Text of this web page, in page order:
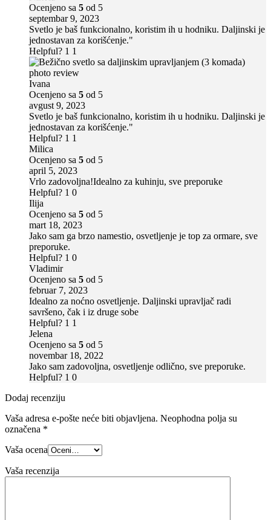
Ocenjeno sa 5 od 5
septembar 9, 2023
Svetlo je baš funkcionalno, koristim ih u hodniku. Daljinski je
jednostavan za korišćenje."
Helpful? 1 1
Ivana
Ocenjeno sa 5 od 5
avgust 9, 2023
Svetlo je baš funkcionalno, koristim ih u hodniku. Daljinski je
jednostavan za korišćenje."
Helpful? 1 1
Milica
Ocenjeno sa 5 od 5
april 5, 2023
Vrlo zadovoljna!Idealno za kuhinju, sve preporuke
Helpful? 1 0
Ilija
Ocenjeno sa 5 od 5
mart 18, 2023
Jako sam ga brzo namestio, osvetljenje je top za ormare, sve
preporuke.
Helpful? 1 0
Vladimir
Ocenjeno sa 5 od 5
februar 7, 2023
Idealno za noćno osvetljenje. Daljinski upravljač radi
savršeno, čak i iz druge sobe
Helpful? 1 1
Jelena
Ocenjeno sa 5 od 5
novembar 18, 2022
Jako sam zadovoljna, osvetljenje odlično, sve preporuke.
Helpful? 1 0
Dodaj recenziju
Vaša adresa e-pošte neće biti objavljena. Neophodna polja su
označena *
Vaša ocena
Vaša recenzija